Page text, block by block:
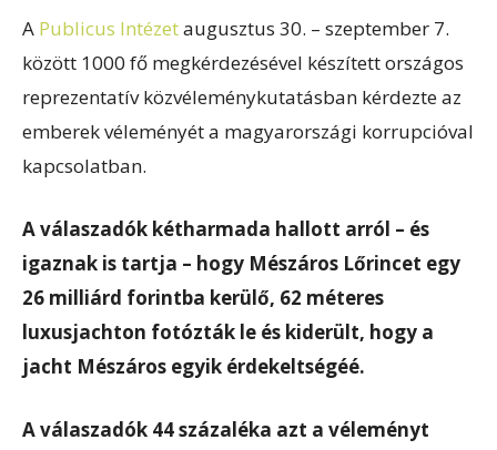
A Publicus Intézetaugusztus 30. – szeptember 7.
között 1000 fő megkérdezésével készített országos
reprezentatív közvéleménykutatásban kérdezte az
emberek véleményét a magyarországi korrupcióval
kapcsolatban.
A válaszadók kétharmada hallott arról – és
igaznak is tartja – hogy Mészáros Lőrincet egy
26 milliárd forintba kerülő, 62 méteres
luxusjachton fotózták le és kiderült, hogy a
jacht Mészáros egyik érdekeltségéé.
A válaszadók 44 százaléka azt a véleményt